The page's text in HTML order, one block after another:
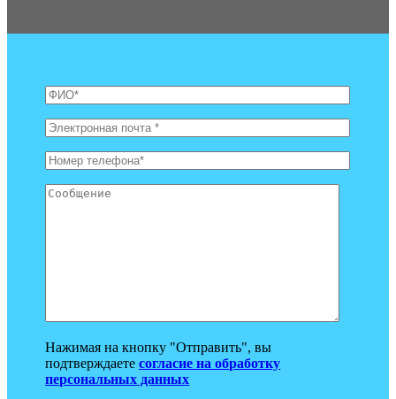
Нажимая на кнопку "Отправить", вы
подтверждаете согласие на обработку
персональных данных